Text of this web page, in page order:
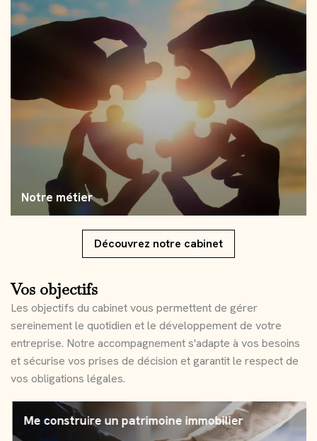
Notre métier
Découvrez notre cabinet
Vos objectifs
Les objectifs du cabinet vous permettent de gérer
sereinement le quotidien et le développement de votre
entreprise. Notre accompagnement s'adapte à vos besoins
et sécurise vos prises de décision et garantit le respect de
vos obligations légales.
Me construire un patrimoine immobilier